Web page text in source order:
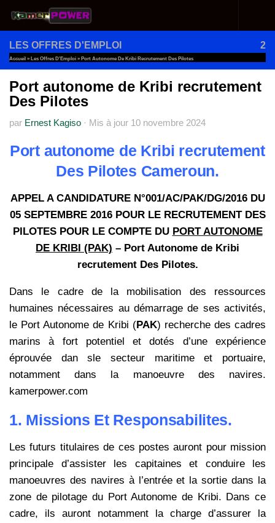
Au dessous du contenu
LES OFFRES D'EMPLOI 2
Accueil » Les Offres D'Emploi » Port Autonome De Kribi Recrutement Des Pilotes
Port autonome de Kribi recrutement
Des Pilotes
par Ernest Kagiso · Mis à jour 10 novembre 2024
Port autonome de Kribi recrutement
Des Pilotes Cameroun.
APPEL A CANDIDATURE N°001/AC/PAK/DG/2016 DU
05 SEPTEMBRE 2016 POUR LE RECRUTEMENT DES
PILOTES POUR LE COMPTE DU PORT AUTONOME
DE KRIBI (PAK) – Port Autonome de Kribi
recrutement Des Pilotes.
Dans le cadre de la mobilisation des ressources
humaines nécessaires au démarrage de ses activités,
le Port Autonome de Kribi (PAK) recherche des cadres
marins à fort potentiel et dotés d’une expérience
éprouvée dan sle secteur maritime et portuaire,
notamment dans la manoeuvre des navires.
kamerpower.com
1. Missions Et Responsabilites.
Les futurs titulaires de ces postes auront pour mission
principale d’assister les capitaines et conduire les
manoeuvres des navires à l’entrée et la sortie dans la
zone de pilotage du Port Autonome de Kribi. Dans ce
cadre, ils auront notamment la charge d’assurer la